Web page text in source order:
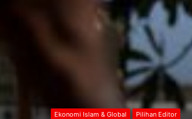
Ekonomi Islam & Global Pilihan Editor